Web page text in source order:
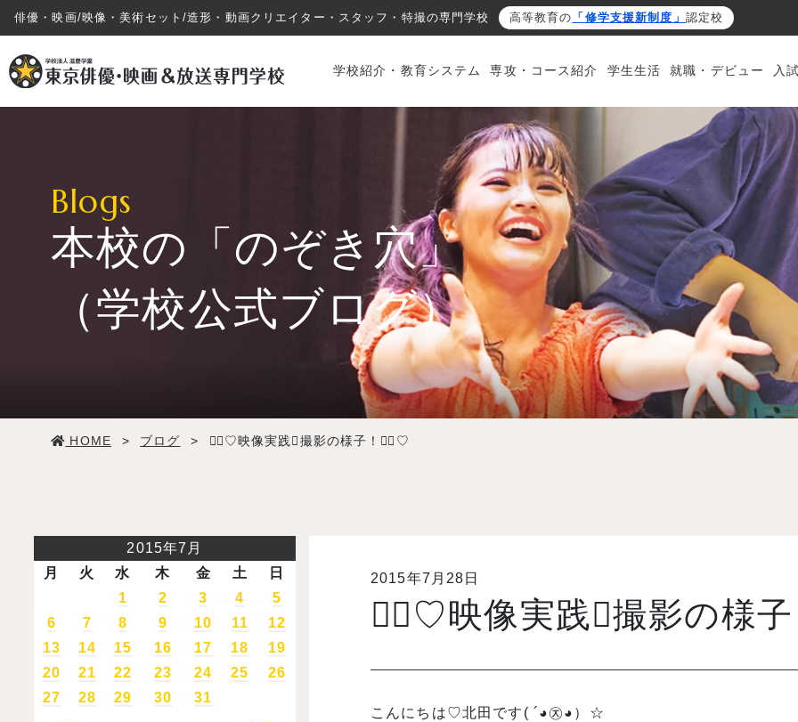
俳優・映画/映像・美術セット/造形・動画クリエイター・スタッフ・特撮の専門学校 高等教育の 「修学支援新制度」 認定校
学校紹介・教育システム 専攻・コース紹介 学生生活 就職・デビュー 入
専攻・コース紹介
学校情報
オープンキャンパス
Blogs
本校の「のぞき穴」
（学校公式ブログ）
HOME > ブログ > ∵⃝♡映像実践✪撮影の様子！∵⃝♡
2015年7月28日
∵⃝♡映像実践✪撮影の様
こんにちは♡北田です( ´◕㉨◕）☆
2015年7月
月
火 水 木 金 土 日
1 2 3 4
5
6
7 8 9 10 11
12
13
14 15 16 17 18
19
20
21 22 23 24 25
26
27
28 29 30 31